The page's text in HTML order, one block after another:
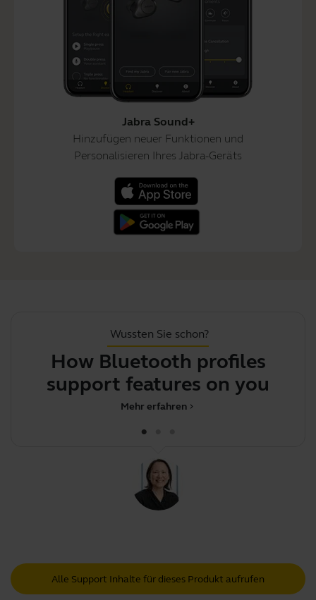
Jabra Sound+
Hinzufügen neuer Funktionen und
Personalisieren Ihres Jabra-Geräts
Wussten Sie schon?
How Bluetooth profiles
support features on your Jab
chevron_right
Mehr erfahren
Alle Support Inhalte für dieses Produkt aufrufen